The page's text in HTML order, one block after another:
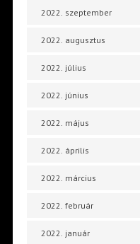
2022. szeptember
2022. augusztus
2022. július
2022. június
2022. május
2022. április
2022. március
2022. február
2022. január